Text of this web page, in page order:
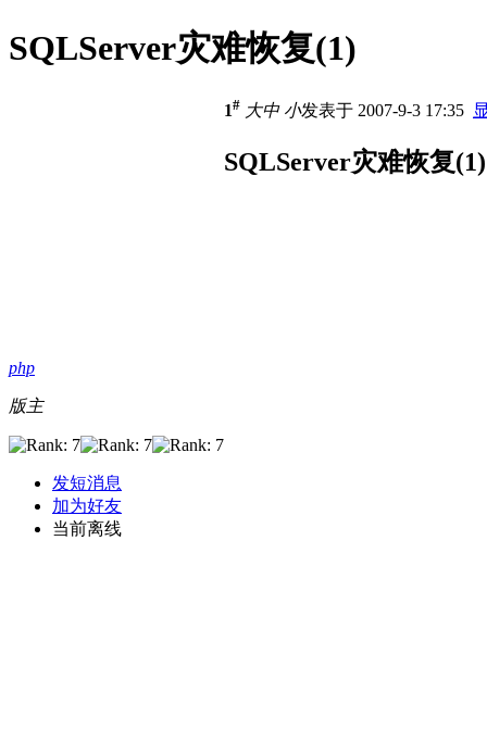
SQLServer灾难恢复(1)
php
版主
发短消息
加为好友
当前离线
1# 大中 小发表于 2007-9-3 17:35
SQLServer灾难恢复(1)